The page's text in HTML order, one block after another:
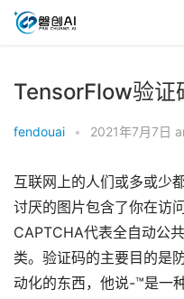
TensorFlow验证
fendouai • 2021年7月7日
互联网上的人们或多或少
讨厌的图片包含了你在访
CAPTCHA代表全自动公
类。验证码的主要目的是
动化的东西，他说-™是一